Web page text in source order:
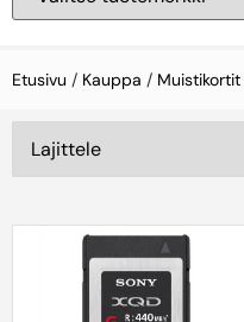
Etusivu / Kauppa /